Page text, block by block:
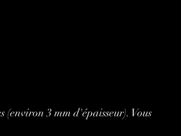
(environ 3 mm d'épaisseur). Vous